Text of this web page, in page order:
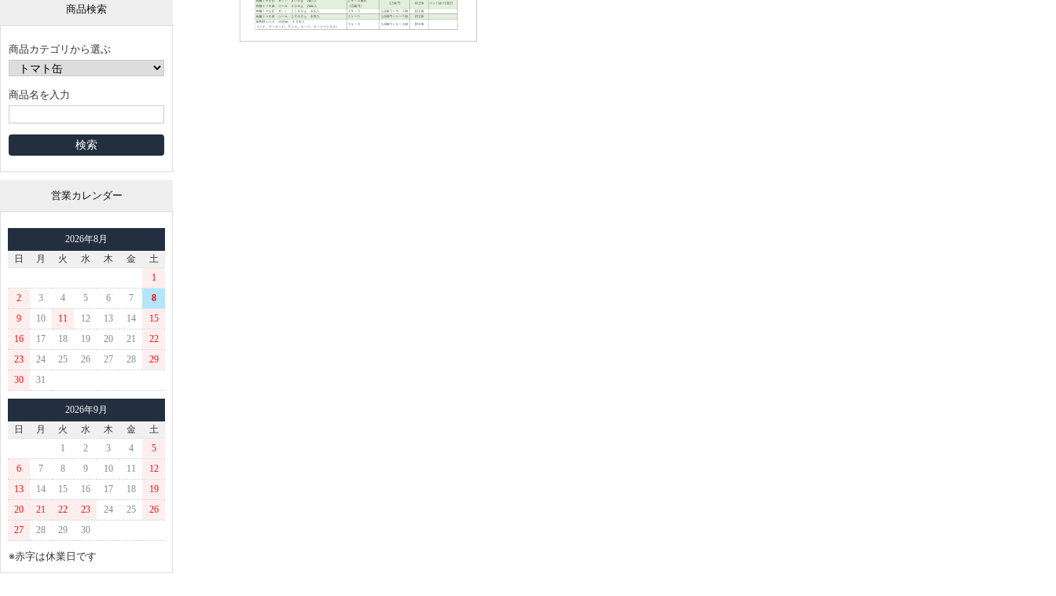
商品検索
商品カテゴリから選ぶ
商品名を入力
営業カレンダー
2026年8月
日
月 火 水 木 金
土
1
2
3 4 5 6 7
8
9
10 11 12 13 14
15
16
17 18 19 20 21
22
23
24 25 26 27 28
29
30
31
2026年9月
日
月 火 水 木 金
土
1
2 3 4
5
6
7 8 9 10 11
12
13
14 15 16 17 18
19
20
21 22 23 24 25
26
27
28 29 30
※赤字は休業日です